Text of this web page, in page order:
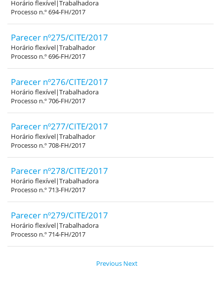
Horário flexível|Trabalhadora
Processo n.º 694-FH/2017
Parecer nº275/CITE/2017
Horário flexível|Trabalhador
Processo n.º 696-FH/2017
Parecer nº276/CITE/2017
Horário flexível|Trabalhadora
Processo n.º 706-FH/2017
Parecer nº277/CITE/2017
Horário flexível|Trabalhador
Processo n.º 708-FH/2017
Parecer nº278/CITE/2017
Horário flexível|Trabalhadora
Processo n.º 713-FH/2017
Parecer nº279/CITE/2017
Horário flexível|Trabalhadora
Processo n.º 714-FH/2017
Previous Next